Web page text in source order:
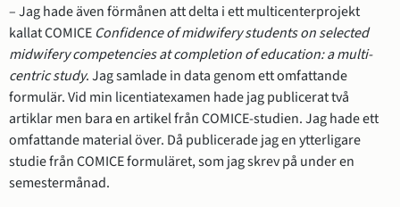
– Jag hade även förmånen att delta i ett multicenterprojekt
kallat COMICE Confidence of midwifery students on selected
midwifery competencies at completion of education: a multi-
centric study. Jag samlade in data genom ett omfattande
formulär. Vid min licentiatexamen hade jag publicerat två
artiklar men bara en artikel från COMICE-studien. Jag hade ett
omfattande material över. Då publicerade jag en ytterligare
studie från COMICE formuläret, som jag skrev på under en
semestermånad.